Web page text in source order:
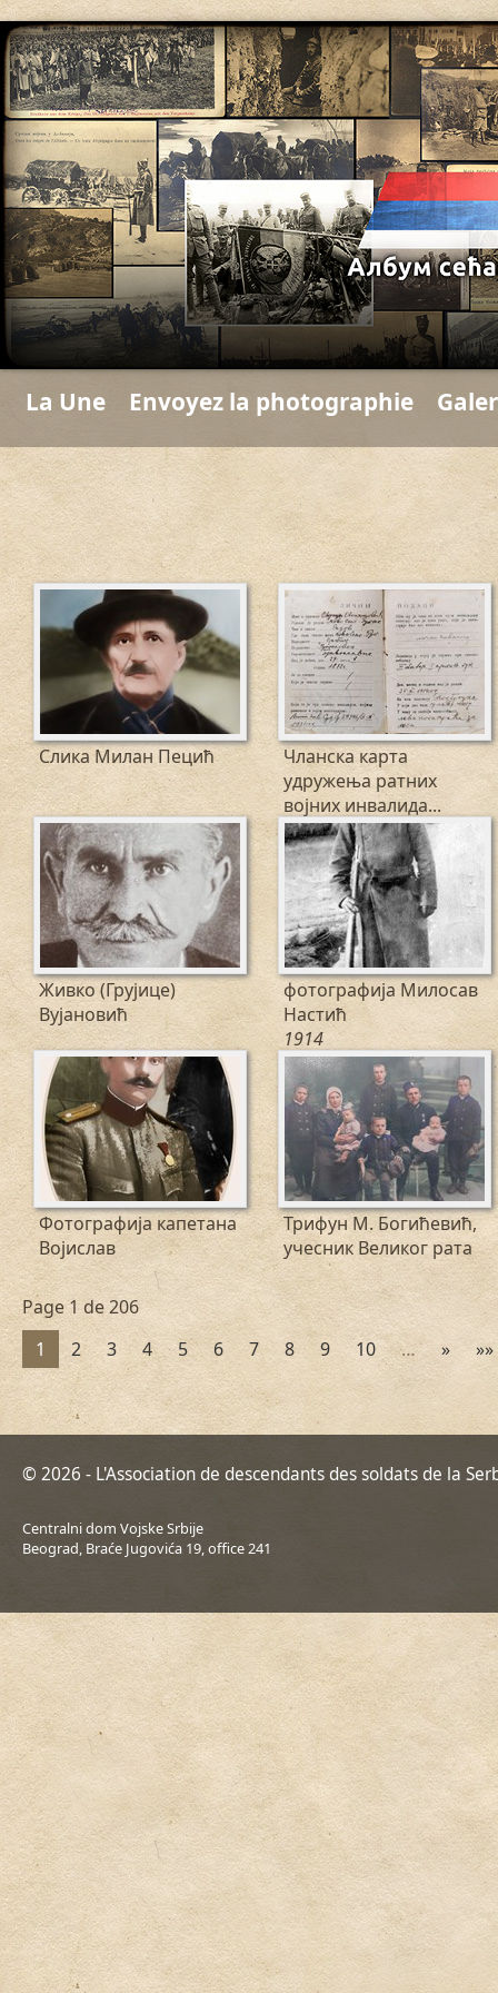
La Une Envoyez la photographie
Слика Милан Пецић
Чланска карта
удружења ратних
војних инвалида...
Живко (Грујице)
Вујановић
фотографија Милосав
Настић
1914
Фотографија капетана
Војислав
Трифун М. Богићевић,
учесник Великог рата
Page 1 de 206
1
2 3 4 5 6 7 8 9 10 … » »»
© 2026 - L'Association de descendants des soldats de la
Centralni dom Vojske Srbije
Beograd, Braće Jugovića 19, office 241